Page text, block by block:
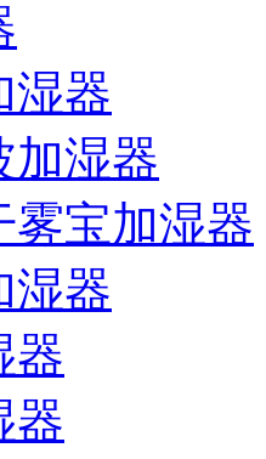
湿器
加湿器
雾宝加湿器
湿器
器
器